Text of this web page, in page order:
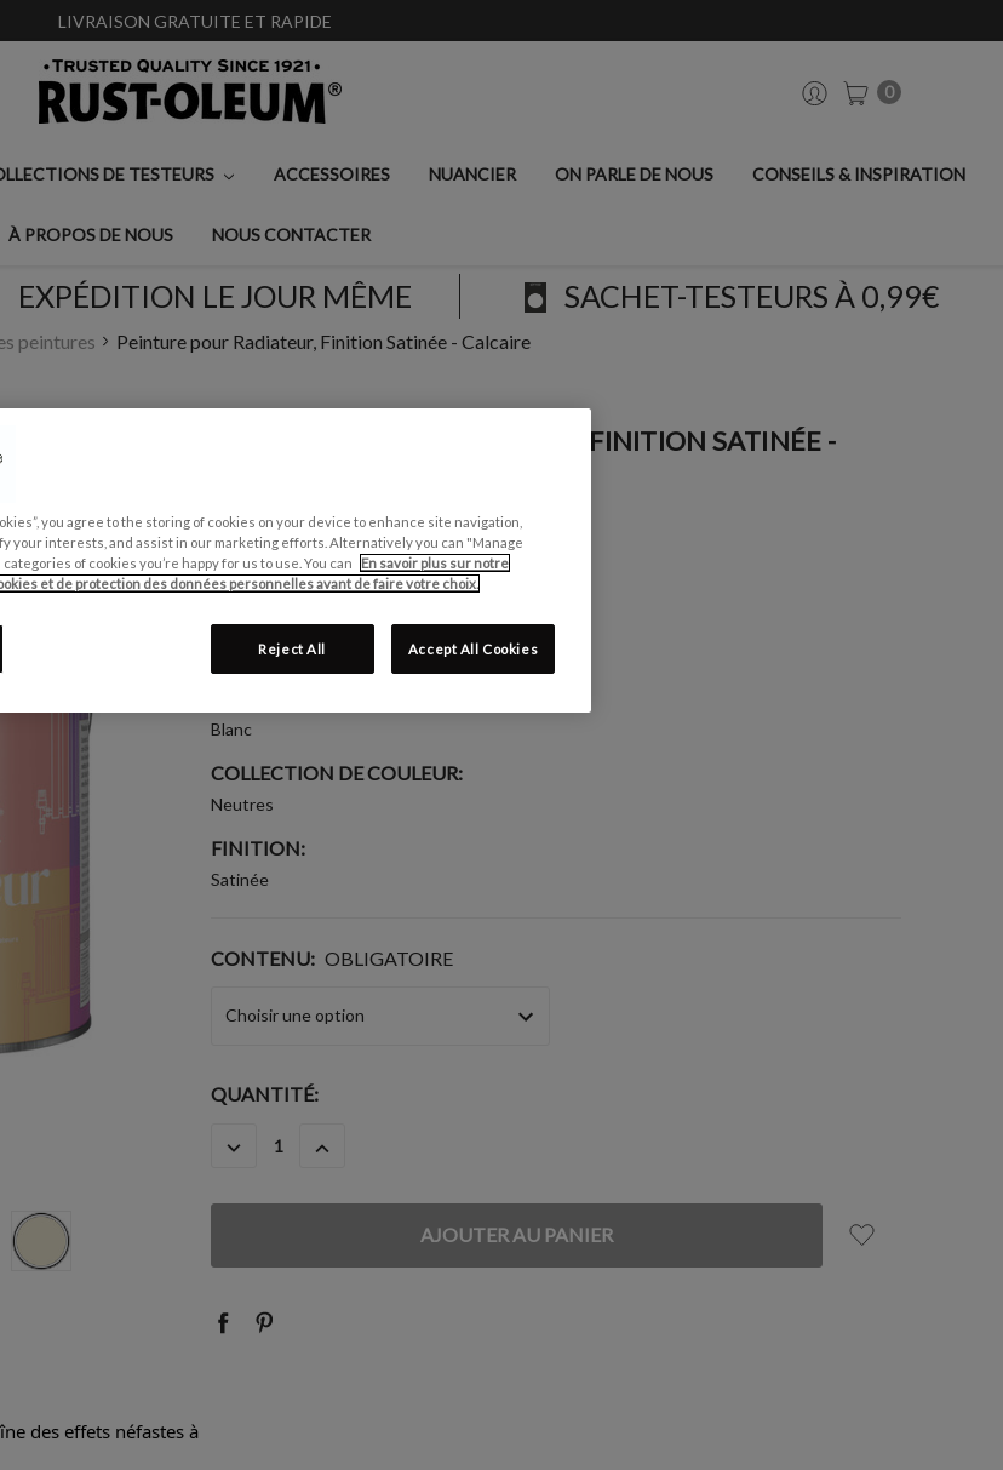
LIVRAISON GRATUITE ET RAPIDE
0
DE TESTEURS ACCESSOIRES NUANCIER ON PARLE DE NOUS CONSEILS & INSPIRATION
À PROPOS DE NOUS NOUS CONTACTER
EXPÉDITION LE JOUR MÊME SACHET-TESTEURS À 0,99€
peintures Peinture pour Radiateur, Finition Satinée - Calcaire
PEINTURE POUR RADIATEUR, FINITION SATINÉE -
€0,99 - €32,50
Écrire un avis
CONVIENT POUR:
Radiateurs
Blanc
COLLECTION DE COULEUR:
Neutres
FINITION:
Satinée
CONTENU: OBLIGATOIRE
STOCK
QUANTITÉ:
DIMINUER
:
AUGMENTER
:
des effets néfastes à
you agree to the storing of cookies on your device to enhance site navigation,
your interests, and assist in our marketing efforts. Alternatively you can "Manage
of cookies you’re happy for us to use. You can
En savoir plus sur notre
et de protection des données personnelles avant de faire votre choix.
Reject All Accept All Cookies